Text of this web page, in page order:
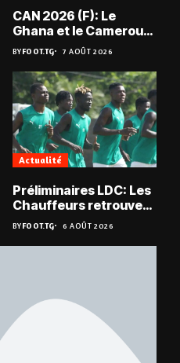
CAN 2026 (F): Le
Ghana et le Cameroun
en quarts
BYFOOT.TG 7 AOÛT 2026
Actualité
Préliminaires LDC: Les
Chauffeurs retrouvent
les Mimos
BYFOOT.TG 6 AOÛT 2026